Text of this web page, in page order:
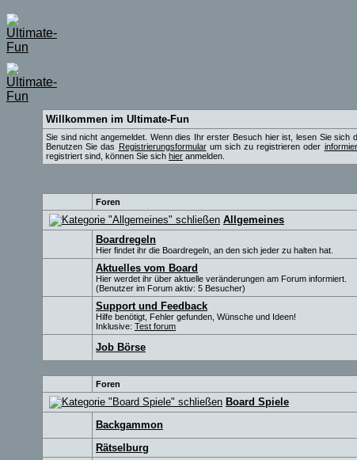
Willkommen im Ultimate-Fun
Sie sind nicht angemeldet. Wenn dies Ihr erster Besuch hier ist, lesen Sie sich
Benutzen Sie das Registrierungsformularum sich zu registrieren oder
registriert sind, können Sie sich hier anmelden.
Foren
Allgemeines
Boardregeln
Hier findet ihr die Boardregeln, an den sich jeder zu halten hat.
Aktuelles vom Board
Hier werdet ihr über aktuelle veränderungen am Forum informiert.
(Benutzer im Forum aktiv: 5 Besucher)
Support und Feedback
Hilfe benötigt, Fehler gefunden, Wünsche und Ideen!
Inklusive: Test forum
Job Börse
Foren
Board Spiele
Backgammon
Rätselburg